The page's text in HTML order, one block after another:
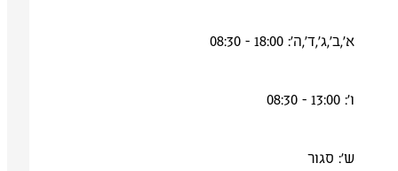
א',ב',ג',ד',ה': 18:00 - 08:30
ש': סגור